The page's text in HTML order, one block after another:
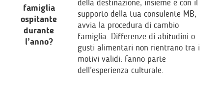
famiglia
ospitante
durante
l’anno?
della destinazione, insieme e con il
supporto della tua consulente MB,
avvia la procedura di cambio
famiglia. Differenze di abitudini o
gusti alimentari non rientrano tra i
motivi validi: fanno parte
dell’esperienza culturale.